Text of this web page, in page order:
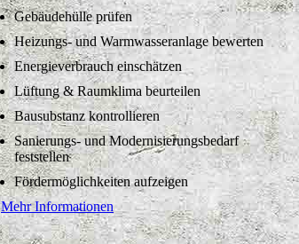
Gebäudehülle prüfen
Heizungs- und Warmwasseranlage bewerten
Energieverbrauch einschätzen
Lüftung & Raumklima beurteilen
Bausubstanz kontrollieren
Sanierungs- und Modernisierungsbedarf
feststellen
Fördermöglichkeiten aufzeigen
Mehr Informationen